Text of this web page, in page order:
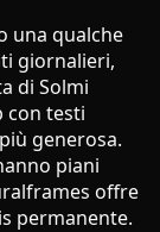
una qualche
giornalieri,
di Solmi
con testi
generosa.
piani
offre
permanente.